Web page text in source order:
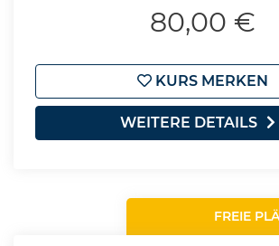
80,00 €
KURS MERKEN
WEITERE DETAILS
FREIE